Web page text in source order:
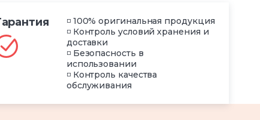
◽ 100% оригинальная продукция
◽ Контроль условий хранения и
доставки
◽ Безопасность в
использовании
◽ Контроль качества
обслуживания